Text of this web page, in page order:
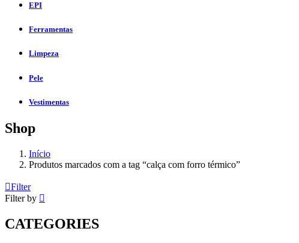
EPI
Ferramentas
Limpeza
Pele
Vestimentas
Shop
Início
Produtos marcados com a tag “calça com forro térmico”
Filter
Filter by
CATEGORIES